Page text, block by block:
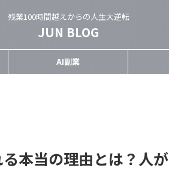
残業100時間越えからの人生大逆転
JUN BLOG
AI副業
る本当の理由とは？人が